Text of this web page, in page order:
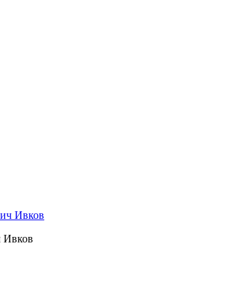
Ивков